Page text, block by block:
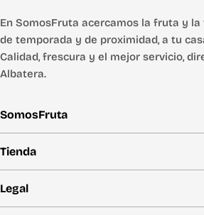
En SomosFruta acercamos la fruta y
de temporada y de proximidad, a tu
Calidad, frescura y el mejor servicio,
Albatera.
SomosFruta
Tienda
Legal